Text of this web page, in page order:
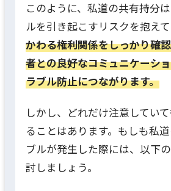
このように、私道の共有持分
ルを引き起こすリスクを抱えて
かわる権利関係をしっかり確
者との良好なコミュニケーシ
ラブル防止につながります。
しかし、どれだけ注意してい
ることはあります。もしも私
ブルが発生した際には、以下
討しましょう。